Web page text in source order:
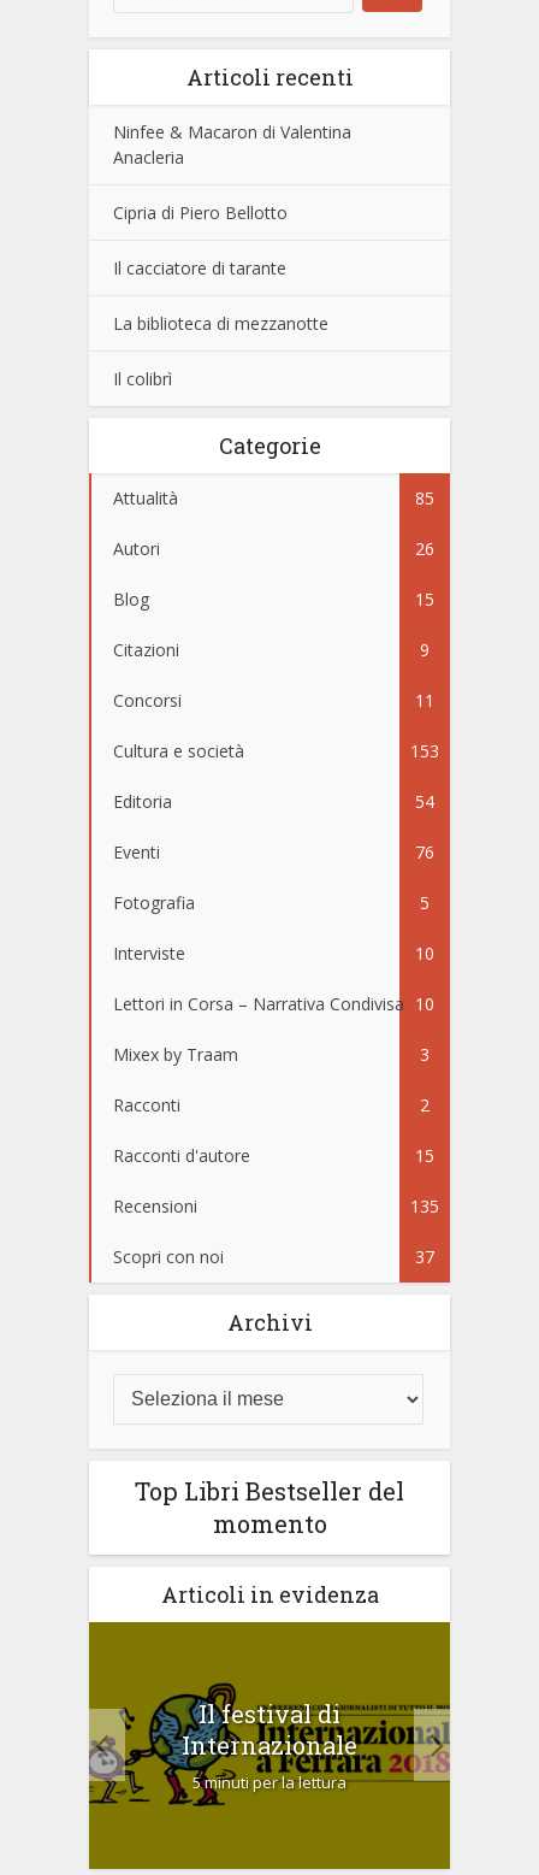
Articoli recenti
Ninfee & Macaron di Valentina
Anacleria
Cipria di Piero Bellotto
Il cacciatore di tarante
La biblioteca di mezzanotte
Il colibrì
Categorie
Attualità 85
Autori 26
Blog 15
Citazioni 9
Concorsi 11
Cultura e società 153
Editoria 54
Eventi 76
Fotografia 5
Interviste 10
Lettori in Corsa – Narrativa Condivisa 10
Mixex by Traam 3
Racconti 2
Racconti d'autore 15
Recensioni 135
Scopri con noi 37
Archivi
Top Libri Bestseller del
momento
Articoli in evidenza
Il festival di
Internazionale
5 minuti per la lettura